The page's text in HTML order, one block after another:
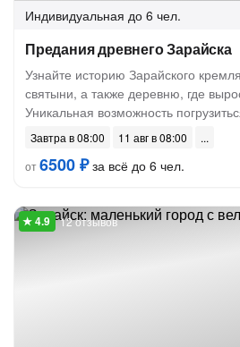
Индивидуальная до 6 чел.
Предания древнего Зарайска
Узнайте историю Зарайского
святыни, а также деревню, где
Уникальная возможность
Завтра в 08:00
11 авг в 08:00
от6500 ₽за всё до 6 чел.
12 отзывов